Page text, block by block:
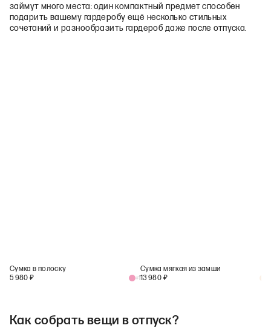
займут много места: один компактный предмет способен
подарить вашему гардеробу ещё несколько стильных
сочетаний и разнообразить гардероб даже после отпуска.
Сумка в полоску
5 980 ₽ +1
Сумка мягкая из замши
13 980 ₽
Как собрать вещи в отпуск?